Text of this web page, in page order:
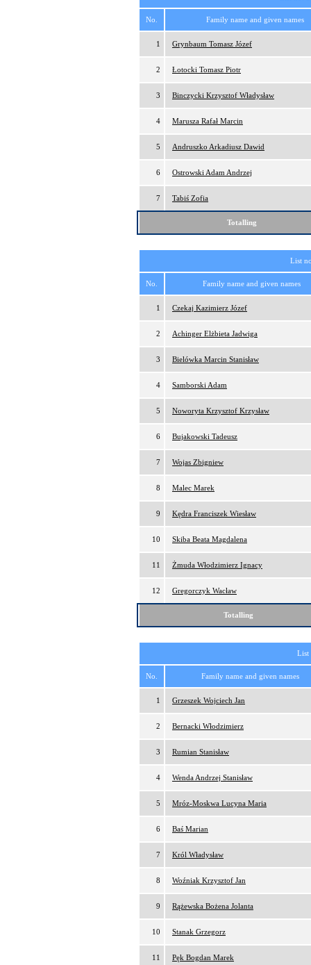
No. Family name and given names
1 Grynbaum Tomasz Józef
2 Łotocki Tomasz Piotr
3 Binczycki Krzysztof Władysław
4 Marusza Rafał Marcin
5 Andruszko Arkadiusz Dawid
6 Ostrowski Adam Andrzej
7 Tabiś Zofia
Totalling
List
No. Family name and given names
1 Czekaj Kazimierz Józef
2 Achinger Elżbieta Jadwiga
3 Bielówka Marcin Stanisław
4 Samborski Adam
5 Noworyta Krzysztof Krzysław
6 Bujakowski Tadeusz
7 Wojas Zbigniew
8 Malec Marek
9 Kędra Franciszek Wiesław
10 Skiba Beata Magdalena
11 Żmuda Włodzimierz Ignacy
12 Gregorczyk Wacław
Totalling
List
No. Family name and given names
1 Grzeszek Wojciech Jan
2 Bernacki Włodzimierz
3 Rumian Stanisław
4 Wenda Andrzej Stanisław
5 Mróz-Moskwa Lucyna Maria
6 Baś Marian
7 Król Władysław
8 Woźniak Krzysztof Jan
9 Rążewska Bożena Jolanta
10 Stanak Grzegorz
11 Pęk Bogdan Marek